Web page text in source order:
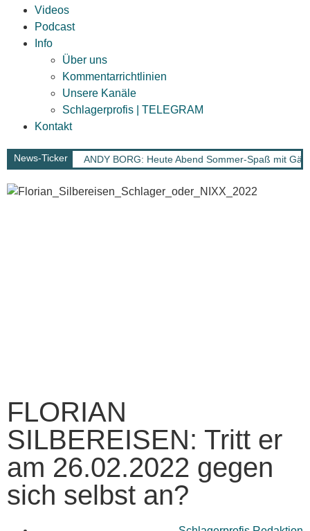
Videos
Podcast
Info
Über uns
Kommentarrichtlinien
Unsere Kanäle
Schlagerprofis | TELEGRAM
Kontakt
News-Ticker ANDY BORG: Heute Abend Sommer-Spaß mit
FLORIAN
SILBEREISEN: Tritt er
am 26.02.2022 gegen
sich selbst an?